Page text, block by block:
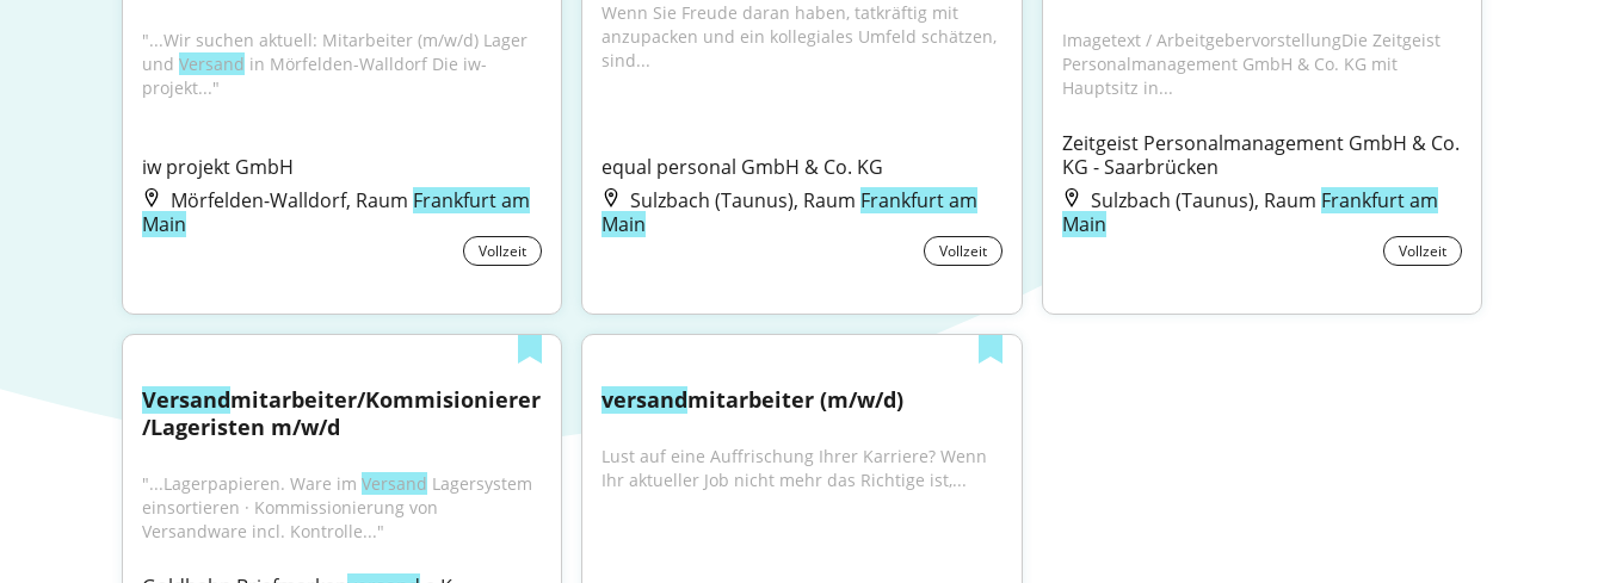
"...Wir suchen aktuell: Mitarbeiter (m/w/d) Lager
und Versand in Mörfelden-Walldorf Die iw-
projekt..."
iw projekt GmbH
Mörfelden-Walldorf, Raum Frankfurt am
Main
Vollzeit
Wenn Sie Freude daran haben, tatkräftig mit
anzupacken und ein kollegiales Umfeld schätzen,
sind...
equal personal GmbH & Co. KG
Sulzbach (Taunus), Raum Frankfurt am
Main
Vollzeit
Imagetext / ArbeitgebervorstellungDie Zeitgeist
Personalmanagement GmbH & Co. KG mit
Hauptsitz in...
Zeitgeist Personalmanagement GmbH & Co.
KG - Saarbrücken
Sulzbach (Taunus), Raum Frankfurt am
Main
Vollzeit
Versandmitarbeiter/Kommisionierer
/Lageristen m/w/d
"...Lagerpapieren. Ware im Versand Lagersystem
einsortieren · Kommissionierung von
Versandware incl. Kontrolle..."
versandmitarbeiter (m/w/d)
Lust auf eine Auffrischung Ihrer Karriere? Wenn
Ihr aktueller Job nicht mehr das Richtige ist,...